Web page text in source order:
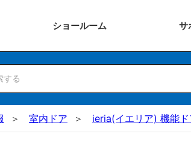
ショールーム サ
室内ドア ieria(イエリア) 機能